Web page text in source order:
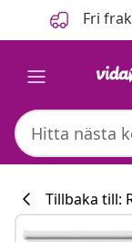
FöregåendeFri
Tillbaka till: